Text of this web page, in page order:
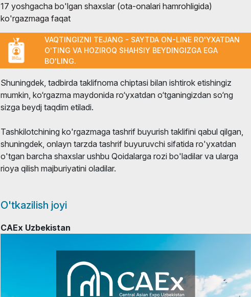
17 yoshgacha bo'lgan shaxslar (ota-onalari hamrohligida)
ko'rgazmaga faqat
VAQTINGIZNI TEJANG - SAYTDA ON-LINE RO'YXATDAN
O'TING VA HOZIROQ SHAHSIY BEYDINGIZGA EGA
BO'LING.
Shuningdek, tadbirda taklifnoma chiptasi bilan ishtirok etishingiz
mumkin, ko‘rgazma maydonida ro‘yxatdan o‘tganingizdan so‘ng
sizga beydj taqdim etiladi.
Tashkilotchining ko'rgazmaga tashrif buyurish taklifini qabul qilgan,
shuningdek, onlayn tarzda tashrif buyuruvchi sifatida ro'yxatdan
o'tgan barcha shaxslar ushbu Qoidalarga rozi bo'ladilar va ularga
rioya qilish majburiyatini oladilar.
O'tkazilish joyi
CAEx Uzbekistan